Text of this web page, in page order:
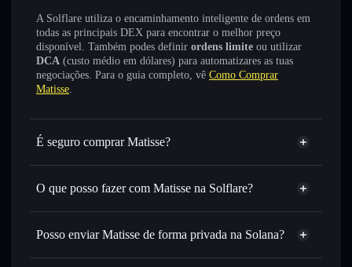
A Solflare utiliza o encaminhamento inteligente de ordens em
todas as principais DEX para encontrar o melhor preço
disponível. Também podes definir ordens limite ou utilizar
DCA (custo médio em dólares) para automatizares as tuas
negociações. Para o guia completo, vê Como Comprar
Matisse.
É seguro comprar Matisse?
Matisse não está verificado
O que posso fazer com Matisse na Solflare?
Matisse
Carteira Solflare
Trocar instantaneamente— trocar MATISSE por SOL,
encaminhamento inteligente de ordens para obteres o
Posso enviar Matisse de forma privada na Solana?
Agregador de Privacidade